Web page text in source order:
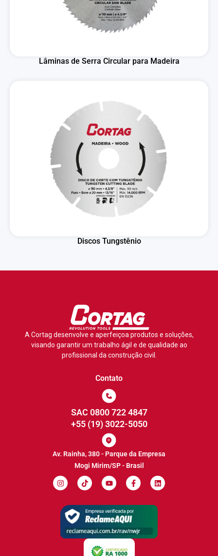
Lâminas de Serra Circular para Madeira
Discos Tungstênio
A Cortag desenvolve e aperfeiçoa produtos e soluções,
visando garantir um trabalho ágil e de qualidade ao
profissional da construção civil.
Contato
SAC 0800 722 4847
+55 (19) 3022-5050
Av. Rainha, 380 - Parque da Empresa
Mogi Mirim/SP - Brasil